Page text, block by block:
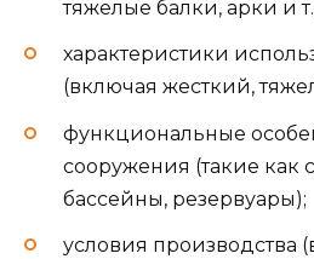
тяжелые балки, арки и
характеристики
(включая жесткий,
функциональные
сооружения (такие как
бассейны, резервуары);
условия производства